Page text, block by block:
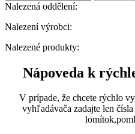
Nalezená oddělení:
Nalezení výrobci:
Nalezené produkty:
Nápoveda k
V prípade, že chcete rýchlo
vyhľadávača zadajte len